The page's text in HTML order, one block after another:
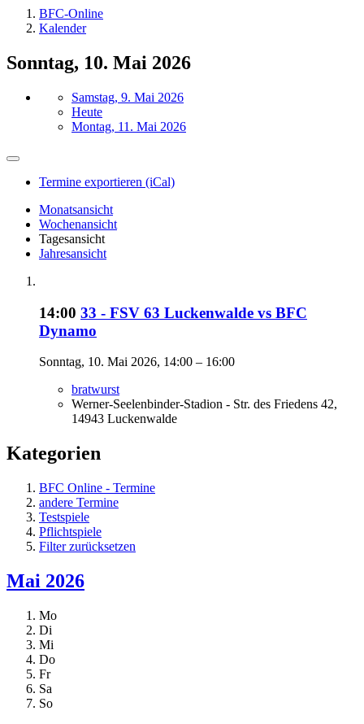
BFC-Online
Kalender
Sonntag, 10. Mai 2026
Samstag, 9. Mai 2026
Heute
Montag, 11. Mai 2026
Termine exportieren (iCal)
Monatsansicht
Wochenansicht
Tagesansicht
Jahresansicht
14:00 33 - FSV 63 Luckenwalde vs BFC
Dynamo
Sonntag, 10. Mai 2026, 14:00 – 16:00
bratwurst
Werner-Seelenbinder-Stadion - Str. des Friedens 42,
14943 Luckenwalde
Kategorien
BFC Online - Termine
andere Termine
Testspiele
Pflichtspiele
Filter zurücksetzen
Mai 2026
Mo
Di
Mi
Do
Fr
Sa
So